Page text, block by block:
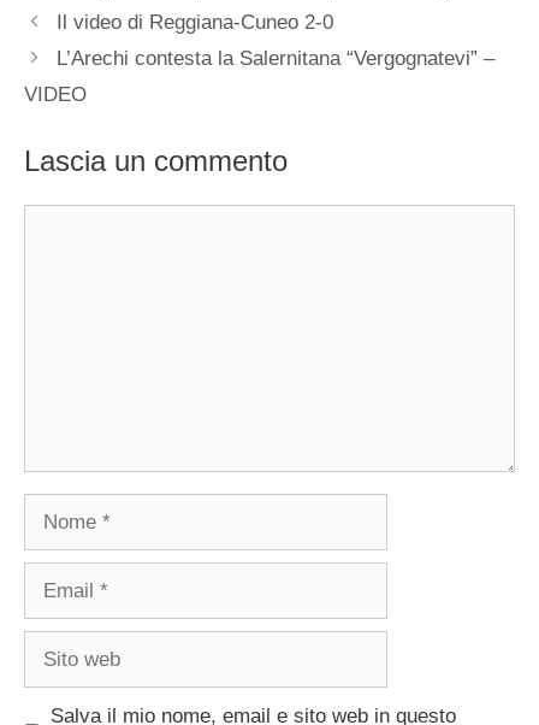
Il video di Reggiana-Cuneo 2-0
L’Arechi contesta la Salernitana “Vergognatevi” –
VIDEO
Lascia un commento
Nome
Email
Sito
Salva il mio nome, email e sito web in questo